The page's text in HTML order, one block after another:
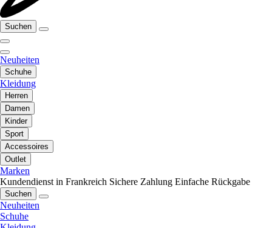
Suchen
Neuheiten
Schuhe
Kleidung
Herren
Damen
Kinder
Sport
Accessoires
Outlet
Marken
Kundendienst in Frankreich Sichere Zahlung Einfache Rückgabe
Suchen
Neuheiten
Schuhe